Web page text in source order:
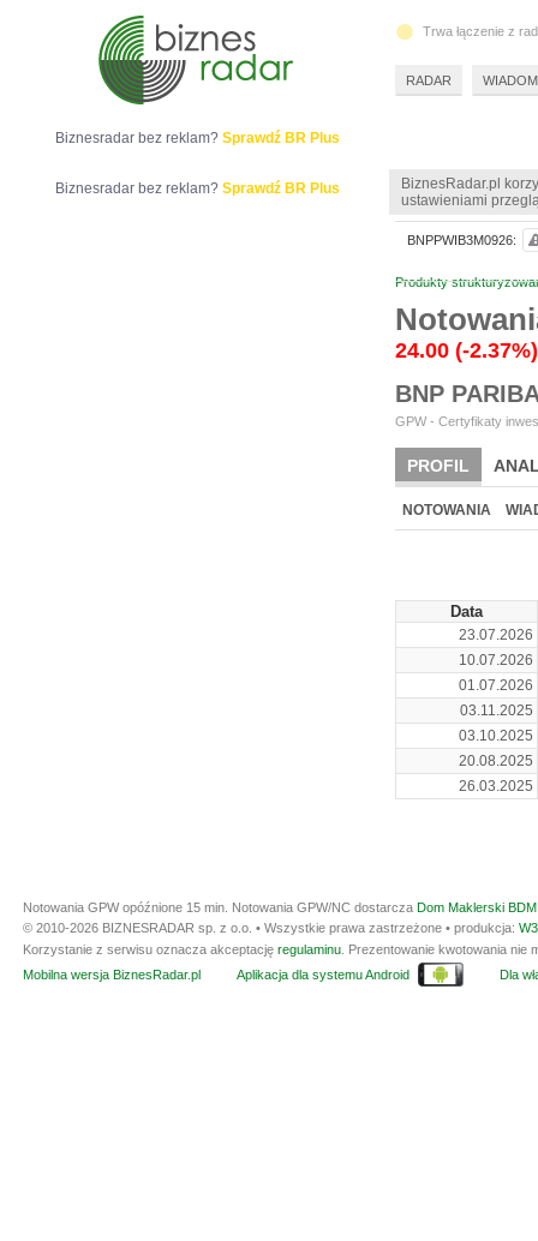
BiznesRadar.pl
ustawieniami
Produkty
24.00 (-2.37%)
BNP
GPW - Certyfikaty
PROFIL
NOTOWANIA
Data
23.07.2026
10.07.2026
01.07.2026
03.11.2025
03.10.2025
20.08.2025
26.03.2025
BNPPWIB3M0926:
Biznesradar bez reklam? Sprawdź BR Plus
Biznesradar bez reklam? Sprawdź BR Plus
Trwa łączenie z
RADAR
Notowania GPW opóźnione 15 min. Notowania GPW/NC dostarcza Dom Maklerski
© 2010-2026 BIZNESRADAR sp. z o.o. • Wszystkie prawa zastrzeżone • produkcja:
Korzystanie z serwisu oznacza akceptację regulaminu . Prezentowanie kwotowania
Mobilna wersja BiznesRadar.pl
Aplikacja dla systemu Android Dla